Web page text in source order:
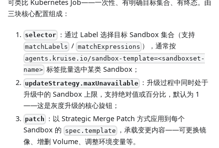
可类比 Kubernetes Job——一次性、有明确目标集合、有终态。由
三块核心配置组成：
selector ：通过 Label 选择目标 Sandbox 集合（支持
matchLabels / matchExpressions ），通常按
agents.kruise.io/sandbox-template=<sandboxset-
name> 标签批量选中某类 Sandbox；
updateStrategy.maxUnavailable ：升级过程中同时处于
升级中的 Sandbox 上限，支持绝对值或百分比，默认为 1
——这是灰度升级的核心旋钮；
patch
：以 Strategic Merge Patch 方式应用到每个
Sandbox 的 spec.template
，承载变更内容——可更换镜
像、增删 Volume、调整环境变量等。